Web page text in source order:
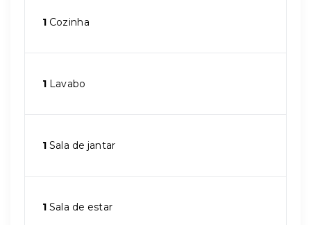
1 Cozinha
1 Lavabo
1 Sala de jantar
1 Sala de estar